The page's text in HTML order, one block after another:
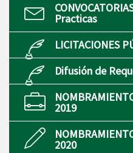
Practicas
LICITACIONES
Difusión de
2019
2020